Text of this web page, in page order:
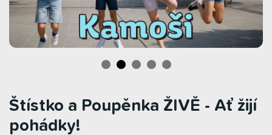
Štístko a Poupěnka ŽIVĚ - Ať žijí
pohádky!